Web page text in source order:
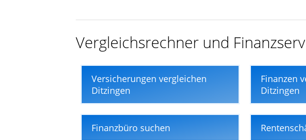
Vergleichsrechner und
Versicherungen vergleichen
Ditzingen
Finanzen
Ditzingen
Finanzbüro suchen